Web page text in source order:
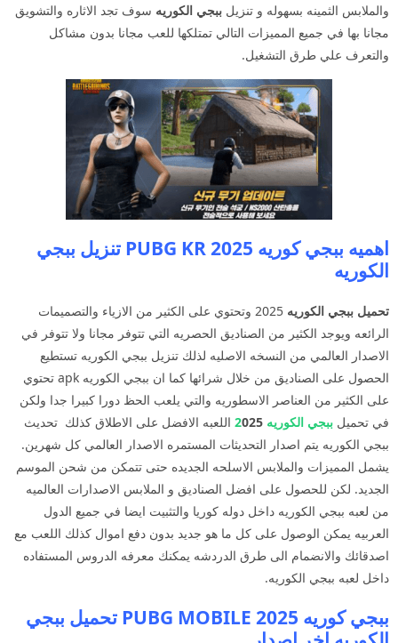
والملابس الثمينه بسهوله و تنزيل ببجي الكوريه سوف تجد الاثاره والتشويق
مجانا بها في جميع المميزات التالي تمتلكها للعب مجانا بدون مشاكل
والتعرف علي طرق التشغيل.
اهميه ببجي كوريه 2025 PUBG KR تنزيل ببجي
الكوريه
تحميل ببجي الكوريه
2025 وتحتوي على الكثير من الازياء والتصميمات
الرائعه ويوجد الكثير من الصناديق الحصريه التي تتوفر مجانا ولا تتوفر في
الاصدار العالمي من النسخه الاصليه لذلك تنزيل ببجي الكوريه تستطيع
الحصول على الصناديق من خلال شرائها كما ان ببجي الكوريه apk تحتوي
على الكثير من العناصر الاسطوريه والتي يلعب الحظ دورا كبيرا جدا ولكن
في تحميل ببجي الكوريه 2 025
اللعبه الافضل على الاطلاق كذلك تحديث
ببجي الكوريه يتم اصدار التحديثات المستمره الاصدار العالمي كل شهرين.
يشمل المميزات والملابس الاسلحه الجديده حتى تتمكن من شحن الموسم
الجديد. لكن للحصول على افضل الصناديق و الملابس الاصدارات العالميه
من لعبه ببجي الكوريه داخل دوله كوريا والتثبيت ايضا في جميع الدول
العربيه يمكن الوصول على كل ما هو جديد بدون دفع اموال كذلك اللعب مع
اصدقائك والانضمام الى طرق الدردشه يمكنك معرفه الدروس المستفاده
داخل لعبه ببجي الكوريه.
ببجي كوريه PUBG MOBILE 2025 تحميل ببجي